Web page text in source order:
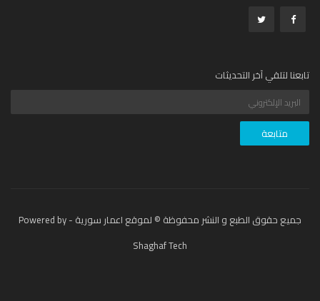
تابعنا لتلقي آخر التحديثات
جميع حقوق الطبع و النشر محفوظة © لموقع اعمار سورية - Powered by
Shaghaf Tech